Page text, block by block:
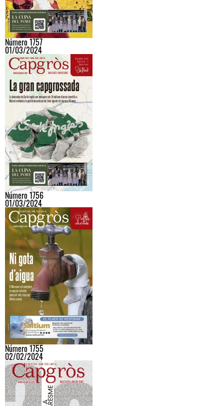
Número 1757
01/03/2024
Número 1756
01/03/2024
Número 1755
02/02/2024